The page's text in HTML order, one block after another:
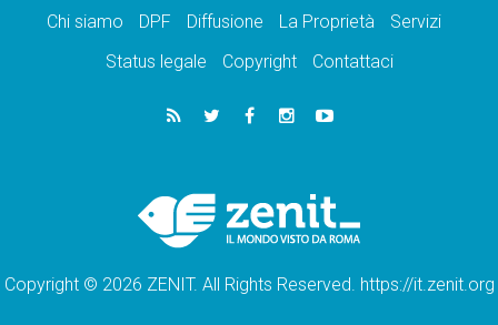
Chi siamo DPF Diffusione La Proprietà
Servizi
Status legale
Copyright Contattaci
Copyright © 2026 ZENIT. All Rights Reserved. https://it.zenit.org